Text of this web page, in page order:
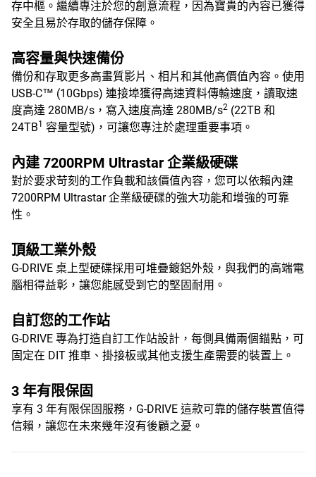
存中樞。繼續專注於您的創意流程，因為寶貴的內容已獲得
安全且易於存取的儲存保障。
高容量與快速備份
備份和存取更多高畫質影片、相片和其他高價值內容。使用
USB-C™ (10Gbps) 連接埠獲得高速資料傳輸速度，讀取速
度高達 280MB/s，寫入速度高達 280MB/s2 (22TB 和
24TB1 容量型號)，可讓您專注於處理重要事項。
內建 7200RPM Ultrastar 企業級硬碟
對於要求苛刻的工作負載和該價值內容，您可以依賴內建
7200RPM Ultrastar 企業級硬碟的強大功能和增強的可靠
性。
頂級工業外殼
G-DRIVE 桌上型硬碟採用可堆疊鍍鋁外殼，與我們的高端電
腦相得益彰，讓您能感受到它的堅固耐用。
自訂您的工作站
G-DRIVE 專為打造自訂工作站設計，每側具備兩個錨點，可
固定在 DIT 推車、掛接板或其他支援生產需要的裝置上。
3 年有限保固
享有 3 年有限保固服務，G-DRIVE 這款可靠的儲存裝置值得
信賴，讓您在未來幾年沒有後顧之憂。